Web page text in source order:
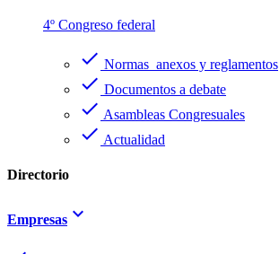
4º Congreso federal
check Normas anexos y reglamentos
check Documentos a debate
check Asambleas Congresuales
check Actualidad
Directorio
Empresas keyboard_arrow_down